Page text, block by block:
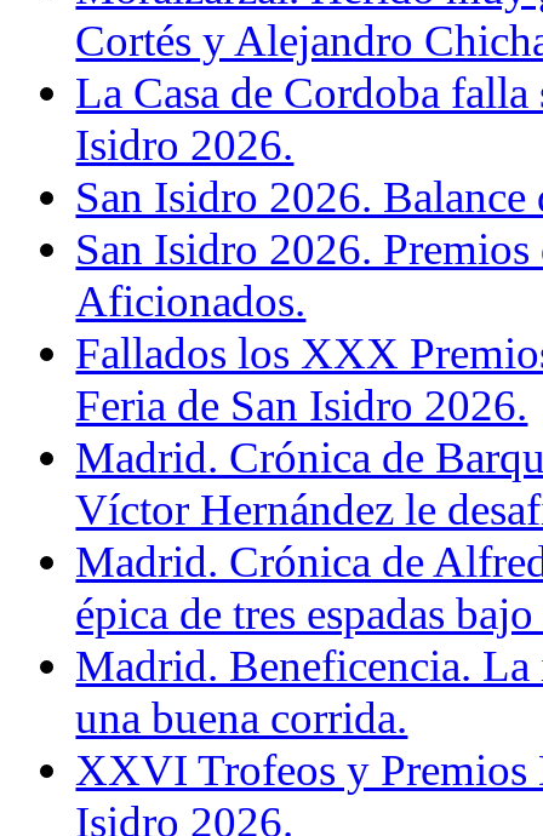
Cortés y Alejandro
La Casa de Cordoba
Isidro 2026.
San Isidro 2026. Balance
San Isidro 2026.
Aficionados.
Fallados los XXX
Feria de San Isidro 2026.
Madrid. Crónica de
Víctor Hernández le
Madrid. Crónica de
épica de tres espadas
Madrid. Beneficencia.
una buena corrida.
XXVI Trofeos y Premios
Isidro 2026.